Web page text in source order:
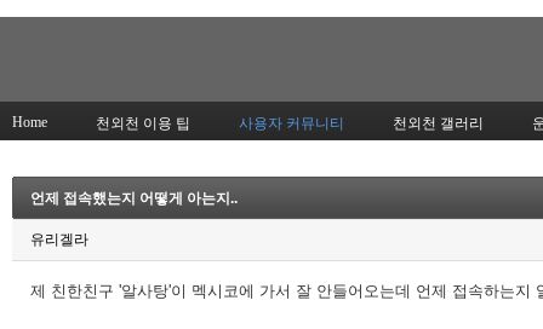
Home 천외천 이용 팁 사용자 커뮤니티 천외천 갤러리
언제 접속했는지 어떻게 아는지..
유리겔라
제 친한친구 '알사탕'이 멕시코에 가서 잘 안들어오는데 언제 접속하는지